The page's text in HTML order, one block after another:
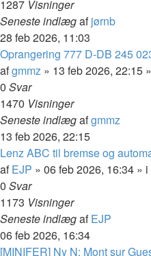
1287 Visninger
Seneste indlægafjørnb
28 feb 2026, 11:03
Oprangering 777 D-DB 245
afgmmz » 13 feb 2026, 22:15
0 Svar
1470 Visninger
Seneste indlægafgmmz
13 feb 2026, 22:15
Lenz ABC til bremse og
afEJP » 06 feb 2026, 16:34 » i
0 Svar
1173 Visninger
Seneste indlægafEJP
06 feb 2026, 16:34
[MINIFER] Ny N: Mont sur